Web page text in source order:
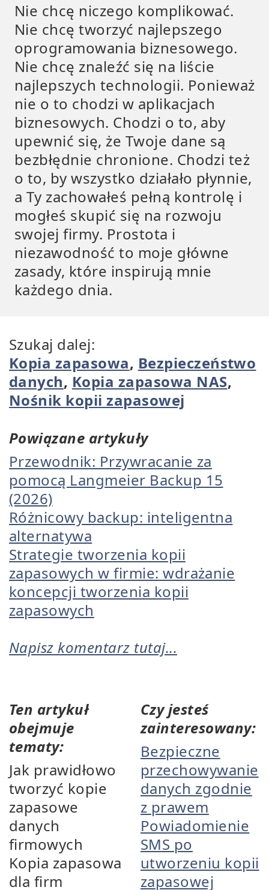
Nie chcę niczego komplikować.
Nie chcę tworzyć najlepszego
oprogramowania biznesowego.
Nie chcę znaleźć się na liście
najlepszych technologii. Ponieważ
nie o to chodzi w aplikacjach
biznesowych. Chodzi o to, aby
upewnić się, że Twoje dane są
bezbłędnie chronione. Chodzi też
o to, by wszystko działało płynnie,
a Ty zachowałeś pełną kontrolę i
mogłeś skupić się na rozwoju
swojej firmy. Prostota i
niezawodność to moje główne
zasady, które inspirują mnie
każdego dnia.
Szukaj dalej:
Kopia zapasowa, Bezpieczeństwo
danych, Kopia zapasowa NAS,
Nośnik kopii zapasowej
Powiązane artykuły
Przewodnik: Przywracanie za
pomocą Langmeier Backup 15
(2026)
Różnicowy backup: inteligentna
alternatywa
Strategie tworzenia kopii
zapasowych w firmie: wdrażanie
koncepcji tworzenia kopii
zapasowych
Napisz komentarz tutaj...
Ten artykuł
obejmuje
tematy:
Jak prawidłowo
tworzyć kopie
zapasowe
danych
firmowych
Kopia zapasowa
dla firm
Czy jesteś
zainteresowany:
Bezpieczne
przechowywanie
danych zgodnie
z prawem
Powiadomienie
SMS po
utworzeniu kopii
zapasowej